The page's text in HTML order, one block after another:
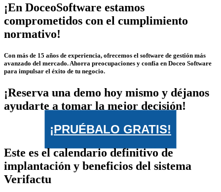
¡En DoceoSoftware estamos
comprometidos con el cumplimiento
normativo!
Con más de 15 años de experiencia, ofrecemos el software de gestión más
avanzado del mercado. Ahorra preocupaciones y confía en Doceo Software
para impulsar el éxito de tu negocio.
¡Reserva una demo hoy mismo y déjanos
ayudarte a tomar la mejor decisión!
¡PRUÉBALO GRATIS!
Este es el calendario definitivo de
implantación y beneficios del sistema
Verifactu